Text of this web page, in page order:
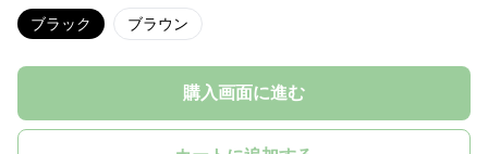
ブラック ブラウン
購入画面に進む